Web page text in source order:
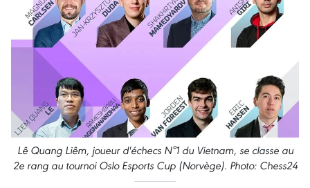
Lê Quang Liêm, joueur d'échecs N°1 du Vietnam, se classe au
2e rang au tournoi Oslo Esports Cup (Norvège). Photo: Chess24